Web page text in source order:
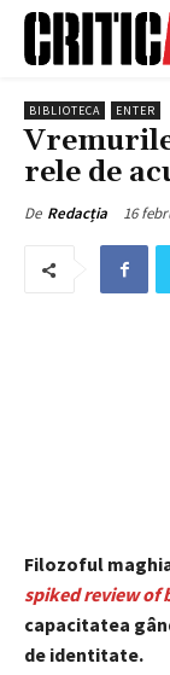
BIBLIOTECA ENTER
rele de
De Redacția 16
Filozoful
spiked review of
capacitatea
de identitate.